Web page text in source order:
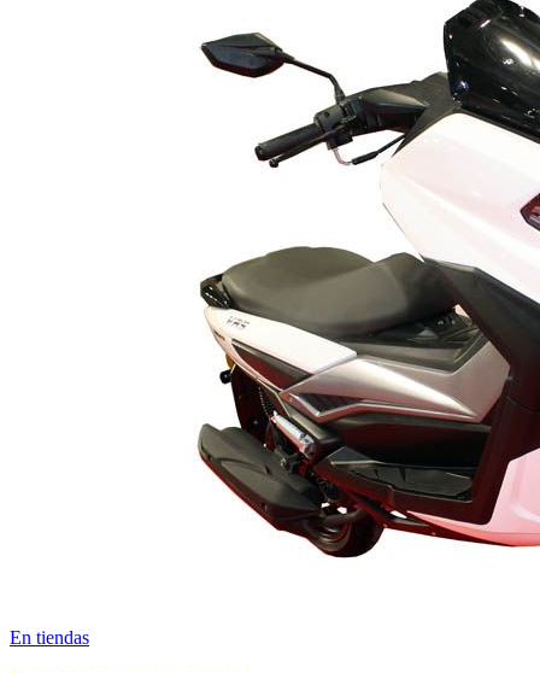
En tiendas